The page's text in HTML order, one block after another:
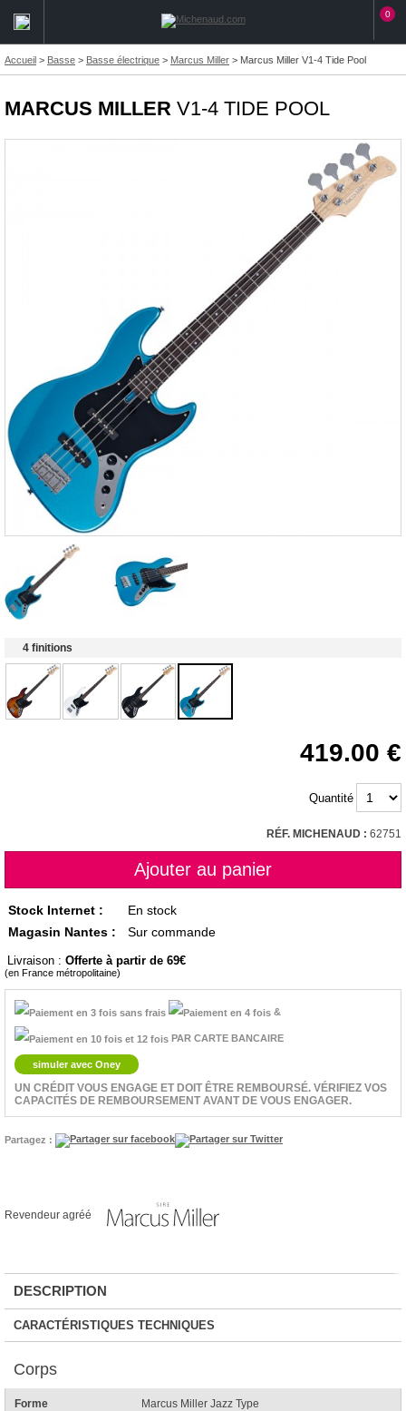
0
Accueil > Basse > Basse électrique > Marcus Miller > Marcus Miller V1-4 Tide Pool
MARCUS MILLER V1-4 TIDE POOL
4 finitions
419.00
Quantité
RÉF. MICHENAUD : 62751
Stock Internet :
En stock
Magasin Nantes :
Sur commande
Livraison : Offerte à partir de 69
(en France métropolitaine)
&
PAR CARTE BANCAIRE
simuler avec Oney
UN CRÉDIT VOUS ENGAGE ET DOIT ÊTRE REMBOURSÉ. VÉRIFIEZ VOS
CAPACITÉS DE REMBOURSEMENT AVANT DE VOUS ENGAGER.
Partagez :
Revendeur agréé
DESCRIPTION
CARACTÉRISTIQUES TECHNIQUES
Corps
Forme Marcus Miller Jazz Type